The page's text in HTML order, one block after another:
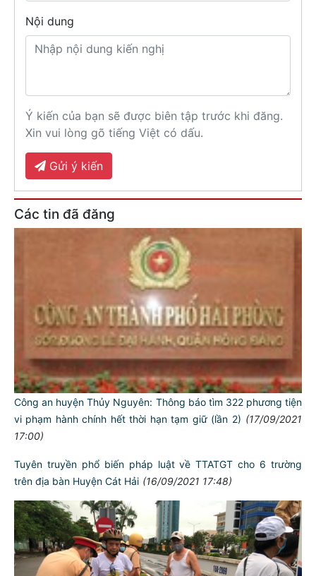
Nội dung
Ý kiến của bạn sẽ được biên tập trước khi đăng.
Xin vui lòng gõ tiếng Việt có dấu.
Gửi ý kiến
Các tin đã đăng
Công an huyện Thủy Nguyên: Thông báo tìm 322 phương tiện
vi phạm hành chính hết thời hạn tạm giữ (lần 2) (17/09/2021
17:00)
Tuyên truyền phổ biến pháp luật về TTATGT cho 6 trường
trên địa bàn Huyện Cát Hải (16/09/2021 17:48)